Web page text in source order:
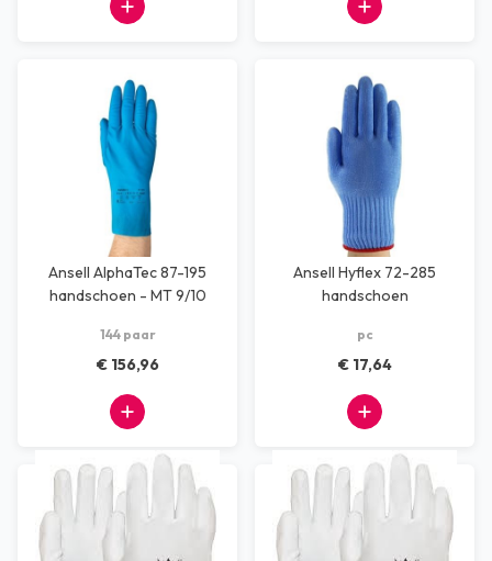
Ansell AlphaTec 87-195
handschoen - MT 9/10
144 paar
€ 156,96
Ansell Hyflex 72-285
handschoen
pc
€ 17,64